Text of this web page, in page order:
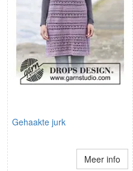
Gehaakte jurk
Meer info